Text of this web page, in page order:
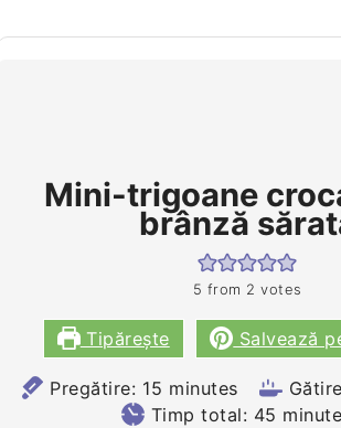
Mini-trigoane
brânză
5 from 2 votes
Tipărește Salvează
Pregătire: 15 minutes
minutes
Timp total: 45